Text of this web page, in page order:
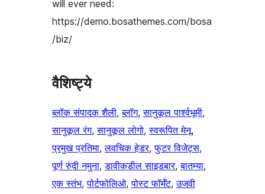
will ever need:
https://demo.bosathemes.com/bosa
/biz/
वैशिष्ट्ये
ब्लॉक संपादक शैली, ब्लॉग, सानुकूल पार्श्वभूमी
सानुकूल रंग, सानुकूल लोगो, स्वरूपित मेनू
प्रमुख प्रतिमा, लवचिक हेडर, फुटर विजेट्स
पूर्ण रुंदी नमुना, डावीकडील साइडबार, बातम्या
एक स्तंभ, पोर्टफोलिओ, पोस्ट फॉर्मॅट, उजवी